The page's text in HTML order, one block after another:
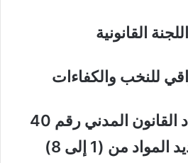
القانونية
للنخب والكفاءات
أن المُطلع على مواد القانون المدني رقم 40
لسنة 1951 وبالتحديد المواد من (1 إلى 8)